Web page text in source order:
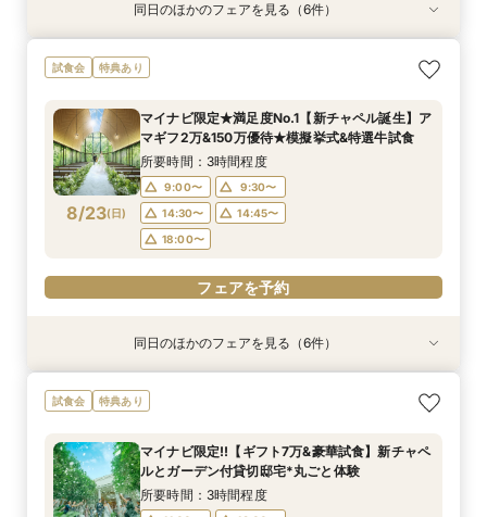
特典あり 動画あり
8/22(土)
ギフト7万付【初めての見学に】全館ALL体験*見
積相談＆絶品試食
9:00〜
9:30〜
14:30〜
14:45〜
18:00〜
フェアを予約
特典あり
8/22(土)
即決ナシ★予算のリアル大公開！本番コーデ×ミ
シュラン試食体験
9:00〜
9:30〜
14:30〜
14:45〜
18:00〜
フェアを予約
特典あり
8/22(土)
【2件目以降の見学OK】貸切Wフル体験×豪華試
食×お見積り比較
9:00〜
9:30〜
14:30〜
14:45〜
18:00〜
フェアを予約
特典あり
8/22(土)
【10名から全館貸切OK】ミシュラン試食付*少
人数婚ALL体験
9:00〜
9:30〜
14:30〜
14:45〜
18:00〜
フェアを予約
特典あり
8/22(土)
7万GIFT付【料理重視必見】豪華ミシュラン試食
×貸切邸宅W体験
9:00〜
9:30〜
14:30〜
14:45〜
18:00〜
フェアを予約
8/22(土)
【お気軽◎オンライン相談会】スマホで簡単！豪
華10大特典付き
10:30〜
12:00〜
15:30〜
17:00〜
フェアを予約
同日のほかのフェアを見る（6件）
試食会 特典あり
8/23(日)
マイナビ限定★満足度No.1【新チャペル誕生】ア
マギフ2万&150万優待★模擬挙式&特選牛試食
所要時間：3時間程度
9:00〜
9:30〜
14:30〜
14:45〜
18:00〜
フェアを予約
特典あり
8/23(日)
ギフト7万付【初めての見学に】全館ALL体験*見
積相談＆絶品試食
9:00〜
9:30〜
14:30〜
14:45〜
特典あり
8/23(日)
即決ナシ★予算のリアル大公開！本番コーデ×ミ
シュラン試食体験
9:00〜
9:30〜
14:30〜
14:45〜
特典あり
8/23(日)
【2件目以降の見学OK】貸切Wフル体験×豪華試
食×お見積り比較
9:00〜
9:30〜
14:30〜
14:45〜
特典あり
8/23(日)
7万GIFT付【料理重視必見】豪華ミシュラン試食
×貸切邸宅W体験
9:00〜
9:30〜
14:30〜
14:45〜
特典あり
8/23(日)
【10名から全館貸切OK】ミシュラン試食付*少
人数婚ALL体験
9:00〜
9:30〜
14:30〜
14:45〜
8/23(日)
【お気軽◎オンライン相談会】スマホで簡単！豪
華10大特典付き
10:30〜
12:00〜
15:30〜
17:00〜
同日のほかのフェアを見る（6件）
試食会 特典あり
マイナビ限定!!【ギフト7万&豪華試食】新チャペ
ルとガーデン付貸切邸宅*丸ごと体験
所要時間：3時間程度